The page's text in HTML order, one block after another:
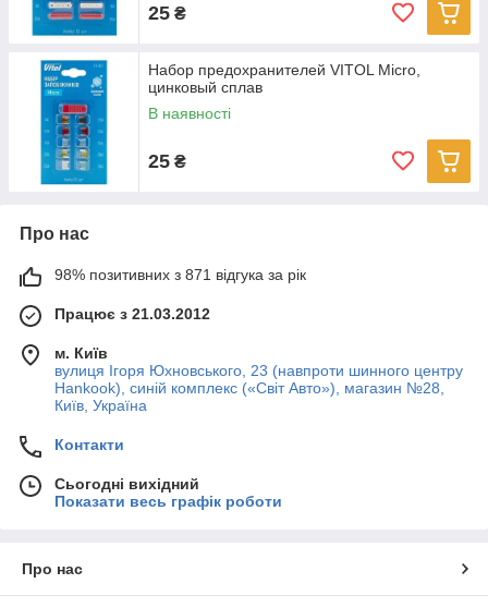
25 ₴
Набор предохранителей VITOL Micro,
цинковый сплав
В наявності
25 ₴
Про нас
98% позитивних з 871 відгука за рік
Працює з 21.03.2012
м. Київ
вулиця Ігоря Юхновського, 23 (навпроти шинного центру
Hankook), синій комплекс («Світ Авто»), магазин №28,
Київ, Україна
Контакти
Сьогодні вихідний
Показати весь графік роботи
Про нас